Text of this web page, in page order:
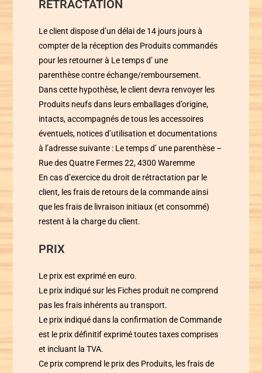
RETRACTATION
Le client dispose d’un délai de 14 jours jours à
compter de la réception des Produits commandés
pour les retourner à Le temps d’ une
parenthèsecontre échange/remboursement.
Dans cette hypothèse, le client devra renvoyer les
Produits neufs dans leurs emballages d’origine,
intacts, accompagnés de tous les accessoires
éventuels, notices d’utilisation et documentations
à l’adresse suivante : Le temps d’ une parenthèse –
Rue des Quatre Fermes 22, 4300 Waremme
En cas d’exercice du droit de rétractation par le
client, les frais de retours de la commande ainsi
que les frais de livraison initiaux (et consommé)
restent à la charge du client.
PRIX
Le prix est exprimé en euro.
Le prix indiqué sur les Fiches produit ne comprend
pas les frais inhérents au transport.
Le prix indiqué dans la confirmation de Commande
est le prix définitif exprimé toutes taxes comprises
et incluant la TVA.
Ce prix comprend le prix des Produits, les frais de